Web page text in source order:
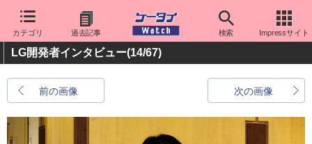
カテゴリ 過去記事 検索 Impressサイト
LG開発者インタビュー(14/67)
前の画像 次の画像